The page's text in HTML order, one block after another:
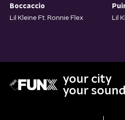
Boccaccio
Lil Kleine Ft. Ronnie Flex
Lil
your city
your sound